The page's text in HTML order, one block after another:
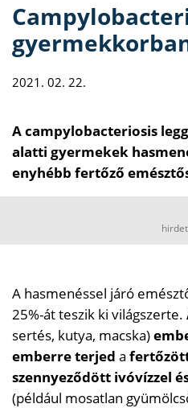
2021. 02. 22.
A campylobacteriosis
alatti gyermekek
enyhébb fertőző
A hasmenéssel járó
25%-át teszik ki világszerte.
sertés, kutya, macska)
emberre terjed a
szennyeződött ivóvízzel
(például mosatlan